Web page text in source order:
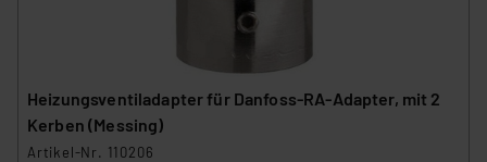
Heizungsventiladapter für Danfoss-RA-Adapter, mit 2
Kerben (Messing)
Artikel-Nr. 110206